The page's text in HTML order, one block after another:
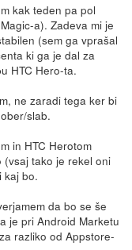
kak teden pa pol
a). Zadeva mi je
(sem ga vprašal
ki ga je dal za
HTC Hero-ta.
ne zaradi tega ker bi
slab.
in HTC Herotom
(vsaj tako je rekel oni
kaj bo.
da bo se še
je pri Android Marketu
razliko od Appstore-